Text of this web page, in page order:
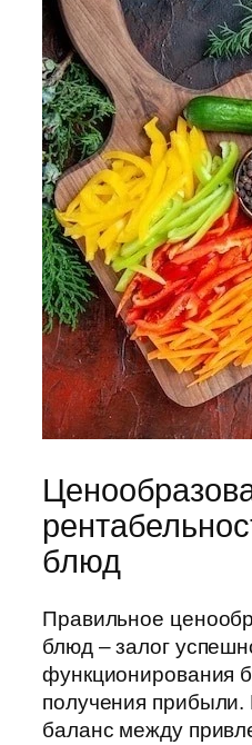
блюд
Правильное
блюд – залог
функционирования
получения
баланс между